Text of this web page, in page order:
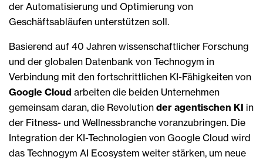
der Automatisierung und Optimierung von
Geschäftsabläufen unterstützen soll.
Basierend auf 40 Jahren wissenschaftlicher Forschung
und der globalen Datenbank von Technogym in
Verbindung mit den fortschrittlichen KI-Fähigkeiten von
Google Cloud arbeiten die beiden Unternehmen
gemeinsam daran, die Revolution der agentischen KI in
der Fitness- und Wellnessbranche voranzubringen. Die
Integration der KI-Technologien von Google Cloud wird
das Technogym AI Ecosystem weiter stärken, um neue